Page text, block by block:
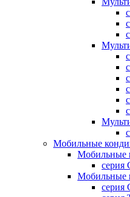
Мобильные
Мобильные
серия
Мобильные
серия